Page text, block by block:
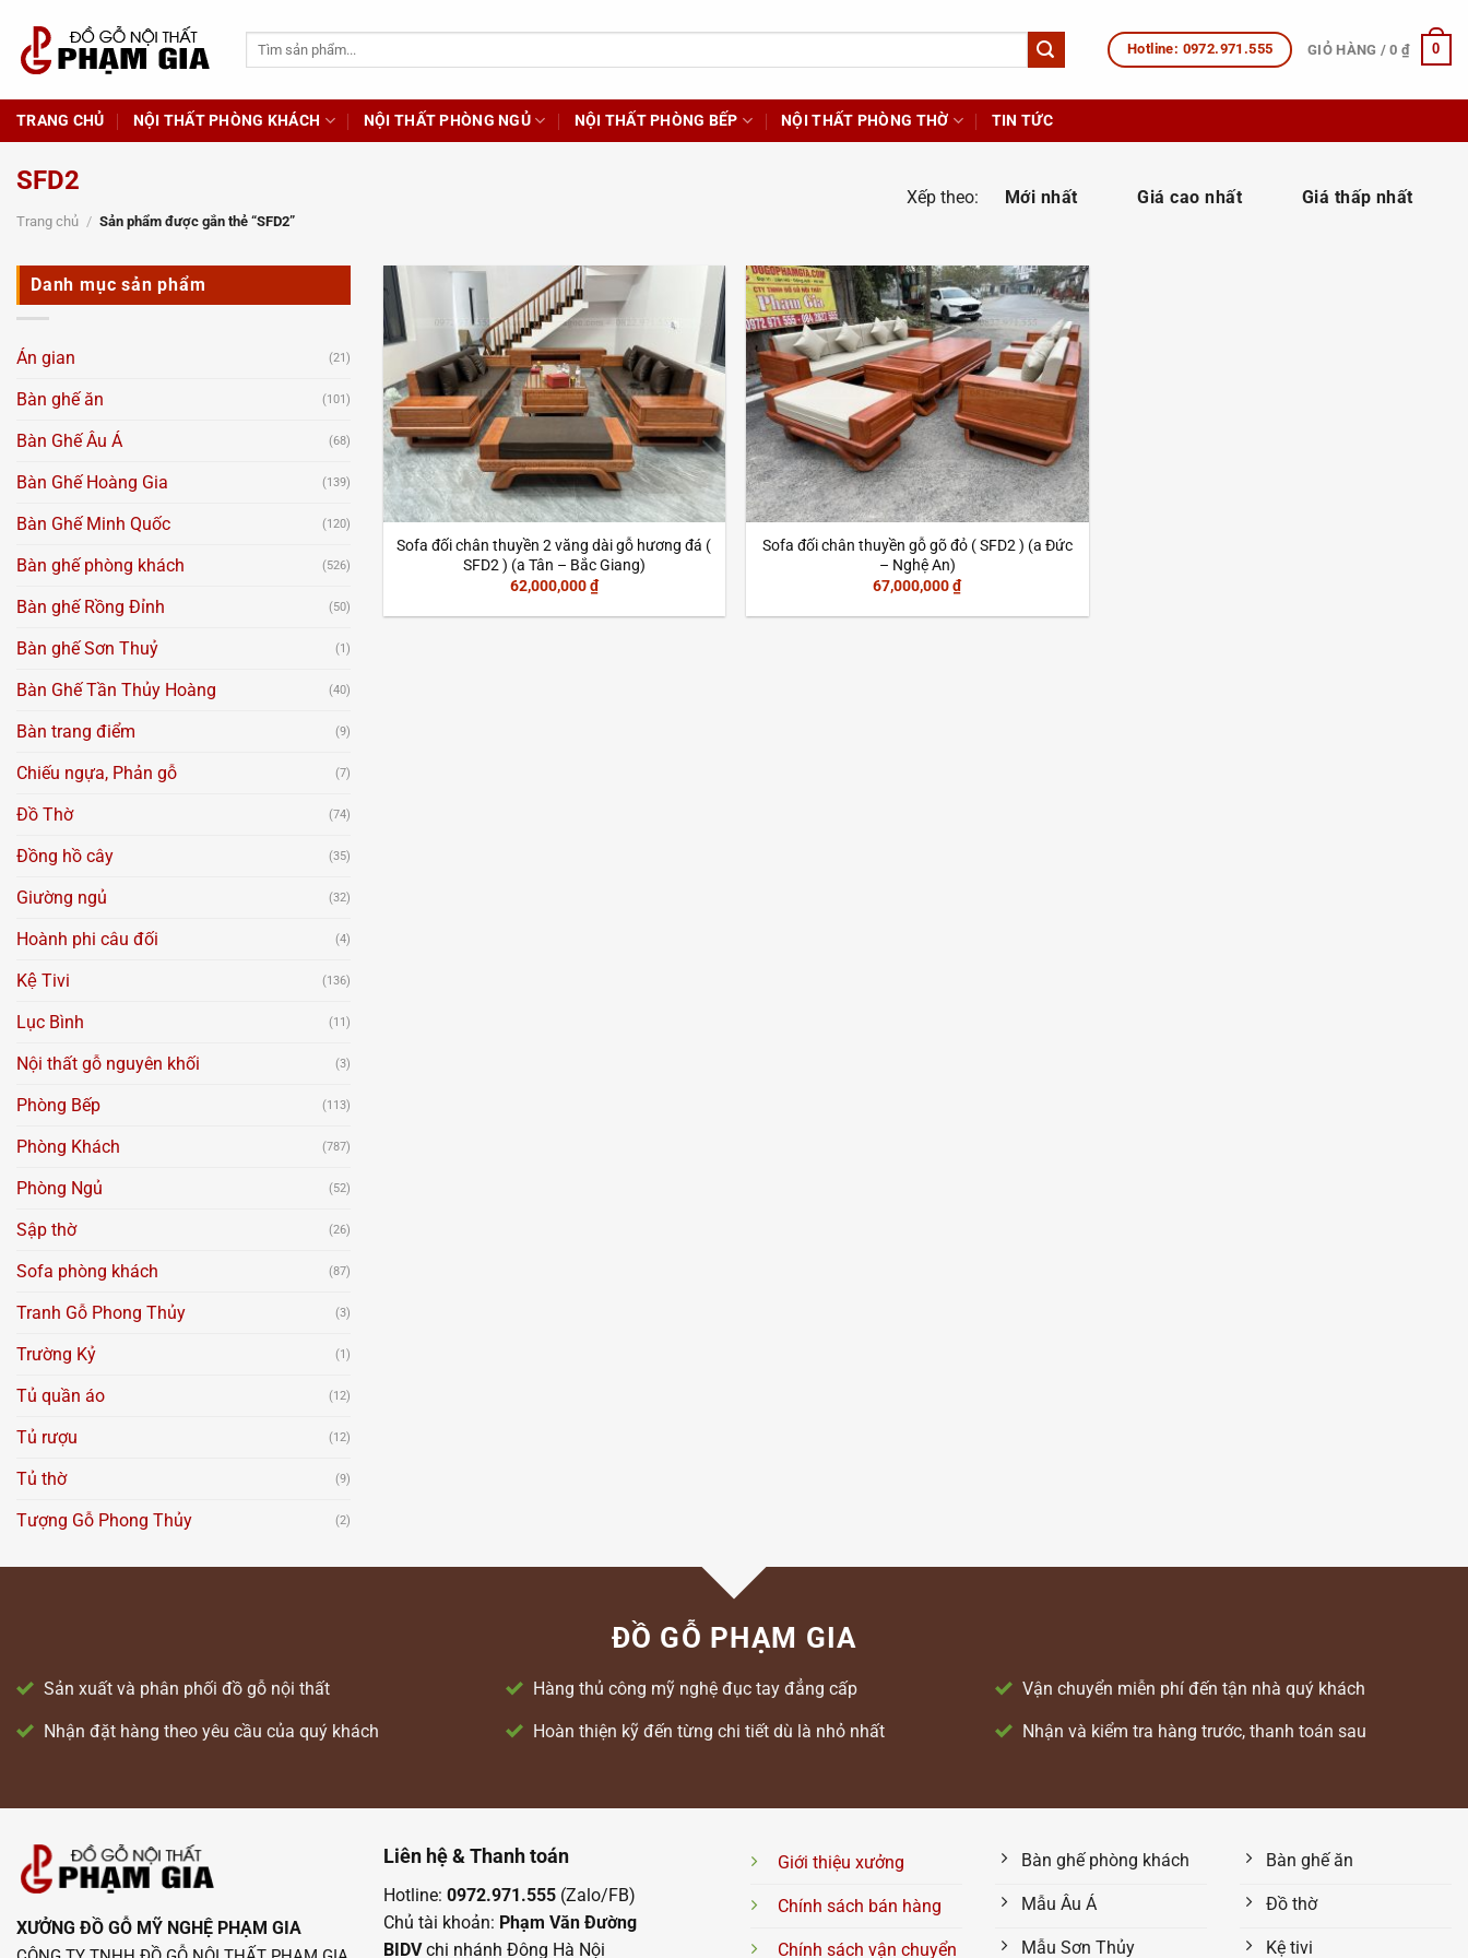
nội
dung
Hotline: 0972.971.555 GIỎ HÀNG /0 ₫ 0
TRANG CHỦ NỘI THẤT PHÒNG KHÁCH NỘI THẤT PHÒNG NGỦ NỘI THẤT PHÒNG BẾP NỘI THẤT PHÒNG THỜ TIN TỨC
SFD2
Trang chủ / Sản phẩm được gắn thẻ “SFD2”
Xếp theo: Mới nhất Giá cao nhất Giá thấp nhất
Danh mục sản phẩm
Án gian (21)
Bàn ghế ăn (101)
Bàn Ghế Âu Á (68)
Bàn Ghế Hoàng Gia (139)
Bàn Ghế Minh Quốc (120)
Bàn ghế phòng khách (526)
Bàn ghế Rồng Đỉnh (50)
Bàn ghế Sơn Thuỷ (1)
Bàn Ghế Tần Thủy Hoàng (40)
Bàn trang điểm (9)
Chiếu ngựa, Phản gỗ (7)
Đồ Thờ (74)
Đồng hồ cây (35)
Giường ngủ (32)
Hoành phi câu đối (4)
Kệ Tivi (136)
Lục Bình (11)
Nội thất gỗ nguyên khối (3)
Phòng Bếp (113)
Phòng Khách (787)
Phòng Ngủ (52)
Sập thờ (26)
Sofa phòng khách (87)
Tranh Gỗ Phong Thủy (3)
Trường Kỷ (1)
Tủ quần áo (12)
Tủ rượu (12)
Tủ thờ (9)
Tượng Gỗ Phong Thủy (2)
Sofa đối chân thuyền 2 văng dài gỗ hương đá (
SFD2 ) (a Tân – Bắc Giang)
62,000,000₫
Sofa đối chân thuyền gỗ gõ đỏ ( SFD2 ) (a Đức
– Nghệ An)
67,000,000₫
ĐỒ GỖ PHẠM GIA
Sản xuất và phân phối đồ gỗ nội thất
Nhận đặt hàng theo yêu cầu của quý khách
Hàng thủ công mỹ nghệ đục tay đẳng cấp
Hoàn thiện kỹ đến từng chi tiết dù là nhỏ nhất
Vận chuyển miễn phí đến tận nhà quý khách
Nhận và kiểm tra hàng trước, thanh toán sau
XƯỞNG ĐỒ GỖ MỸ NGHỆ PHẠM GIA
Liên hệ & Thanh toán
Hotline: 0972.971.555 (Zalo/FB)
Chủ tài khoản: Phạm Văn Đường
BIDVchi nhánh Đông Hà Nội
Giới thiệu xưởng
Chính sách bán hàng
Chính sách vận chuyển
Bàn ghế phòng khách
Mẫu Âu Á
Mẫu Sơn Thủy
Bàn ghế ăn
Đồ thờ
Kệ tivi